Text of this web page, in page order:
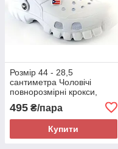
Розмір 44 - 28,5
сантиметра Чоловічі
повнорозмірні крокси,
сабо, босоніжки, білі Jose
Amorales 118115
495 ₴/пара
Купити